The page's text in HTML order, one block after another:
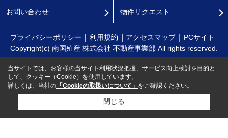
お問い合わせ 物件リクエスト
プライバシーポリシー 利用規約 アクセスマップ
PCサイト
Copyright(c) 南国殖産 株式会社 不動産事業部 All rights reserved.
当サイトでは、お客様の当サイト利用状況把握、サービス向上検討を目的と
して、クッキー（Cookie）を使用しています。
詳しくは、当社の 「Cookieの取扱いについて」 をご確認ください。
閉じる